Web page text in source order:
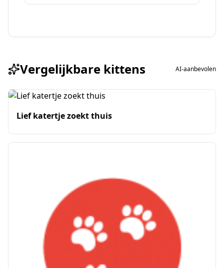
Vergelijkbare kittens AI-aanbevolen
Lief katertje zoekt thuis